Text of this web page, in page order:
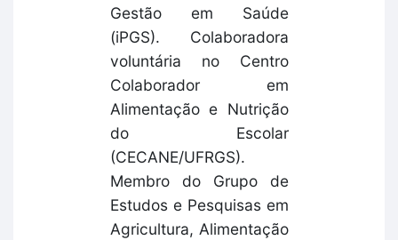
Gestão em Saúde
(iPGS). Colaboradora
voluntária no Centro
Colaborador em
Alimentação e Nutrição
do Escolar
(CECANE/UFRGS).
Membro do Grupo de
Estudos e Pesquisas em
Agricultura, Alimentação